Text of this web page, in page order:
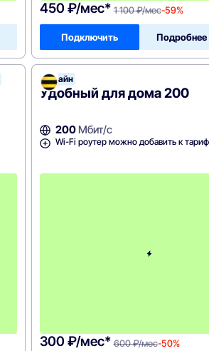
450 ₽/мес* 1 100 ₽/мес-59%
Подключить Подробнее
ЛЕГЧЕLIFE
Билайн
Удобный для дома 200
200 Мбит/с
Wi-Fi роутер можно добавить к
300 ₽/мес* 600 ₽/мес-50%